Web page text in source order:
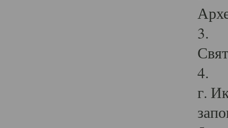
3.
4.
г.